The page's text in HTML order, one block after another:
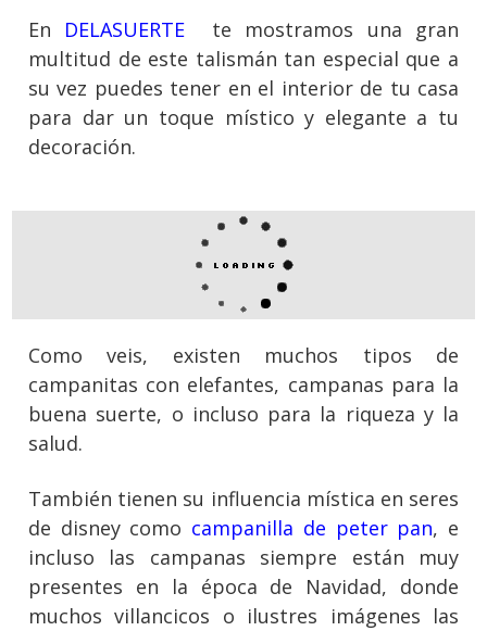
En DELASUERTE
te mostramos una gran
multitud de este talismán tan especial que a
su vez puedes tener en el interior de tu casa
para dar un toque místico y elegante a tu
decoración.
Como veis, existen muchos tipos de
campanitas con elefantes, campanas para la
buena suerte, o incluso para la riqueza y la
salud.
También tienen su influencia mística en seres
de disney como campanilla de peter pan, e
incluso las campanas siempre están muy
presentes en la época de Navidad, donde
muchos villancicos o ilustres imágenes las